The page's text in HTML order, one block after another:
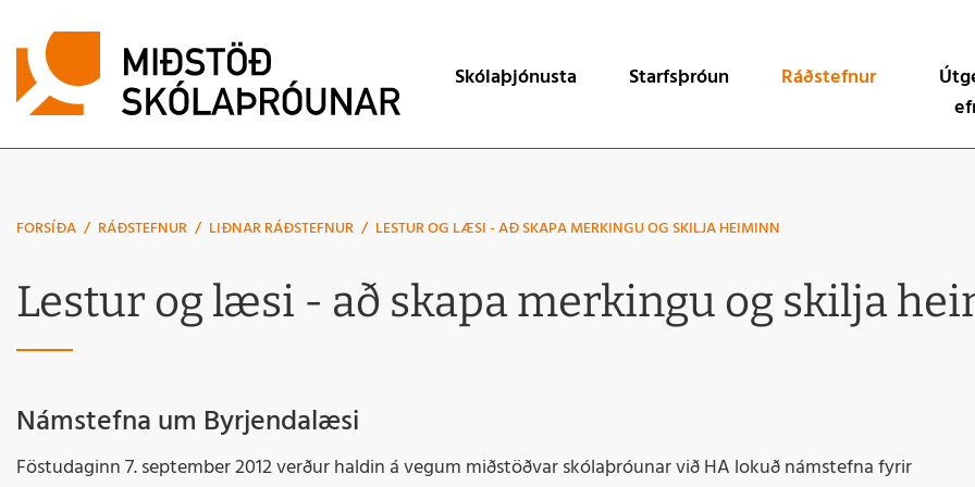
Skólaþjónusta
Skólaþróunarverkefni
Úttektir
Starfsþróun Ráðstefnur
Læsi til náms og yndis - læsisráðstefna MSHA og
Læsi fyrir lífið
Læsi er lykillinn
Leita
FORSÍÐA / RÁÐSTEFNUR / LIÐNAR RÁÐSTEFNUR / LESTUR OG LÆSI - AÐ SKAPA MERKINGU OG SKILJA HEIMINN
Lestur og læsi - að skapa merkingu og skilja
Námstefna um Byrjendalæsi
Föstudaginn 7. september 2012 verður haldin á vegum miðstöðvar skólaþróunar við HA lokuð námstefna fyrir